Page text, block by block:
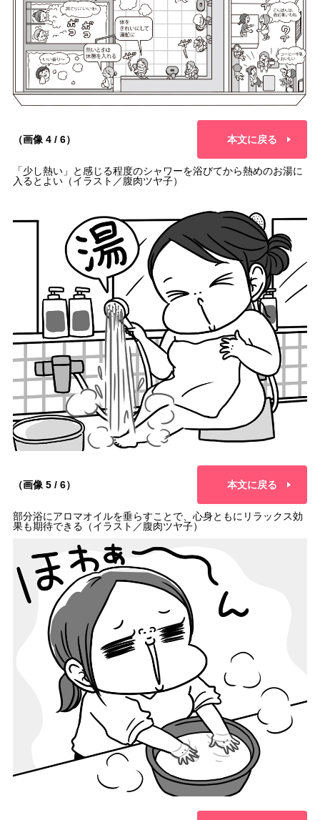
（画像 4 / 6） 本文に戻る
「少し熱い」と感じる程度のシャワーを浴びてから熱めのお湯に
入るとよい（イラスト／腹肉ツヤ子）
（画像 5 / 6） 本文に戻る
部分浴にアロマオイルを垂らすことで、心身ともにリラックス効
果も期待できる（イラスト／腹肉ツヤ子）